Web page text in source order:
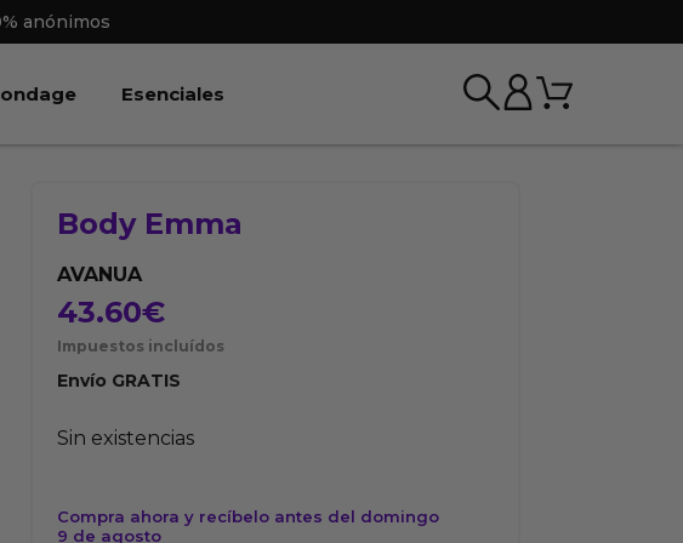
anónimos
Abrir BDSM & Bondage
Esenciales Carrito
Body Emma
AVANUA
43.60€
Impuestos incluídos
Envío GRATIS
Sin existencias
Compra ahora y recíbelo antes del domingo
9 de agosto